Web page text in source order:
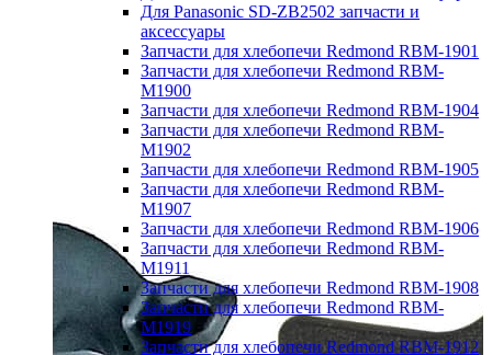
Для Panasonic SD-ZB2502 запчасти и
аксессуары
Запчасти для хлебопечи Redmond RBM-1901
Запчасти для хлебопечи Redmond RBM-
M1900
Запчасти для хлебопечи Redmond RBM-1904
Запчасти для хлебопечи Redmond RBM-
M1902
Запчасти для хлебопечи Redmond RBM-1905
Запчасти для хлебопечи Redmond RBM-
M1907
Запчасти для хлебопечи Redmond RBM-1906
Запчасти для хлебопечи Redmond RBM-
M1911
Запчасти для хлебопечи Redmond RBM-1908
Запчасти для хлебопечи Redmond RBM-
M1919
Запчасти для хлебопечи Redmond RBM-1912